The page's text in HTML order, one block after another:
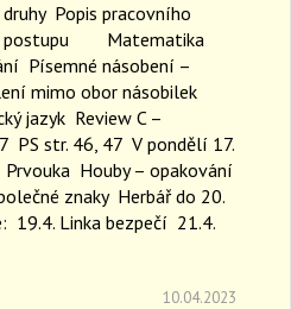
druhy Popis pracovního
postupu Matematika
Písemné násobení –
mimo obor násobilek
jazyk Review C –
PS str. 46, 47 V pondělí 17.
Houby – opakování
znaky Herbář do 20.
Linka bezpečí 21.4.
10.04.2023